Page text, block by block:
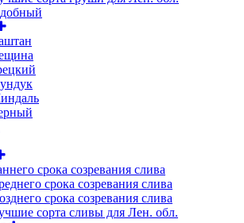
срока созревания слива
срока созревания слива
срока созревания слива
сорта сливы для Лен. обл.